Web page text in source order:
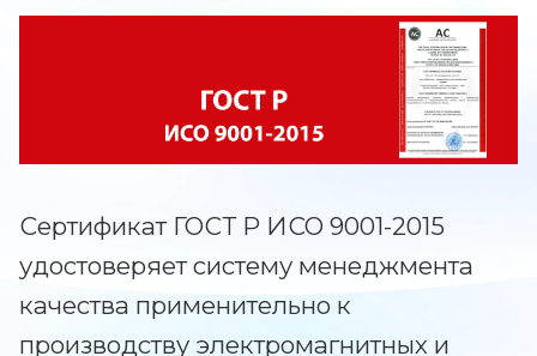
Сертификат ГОСТ Р ИСО 9001-2015
удостоверяет систему менеджмента
качества применительно к
производству электромагнитных и